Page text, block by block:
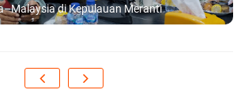
di Kepulauan Meranti